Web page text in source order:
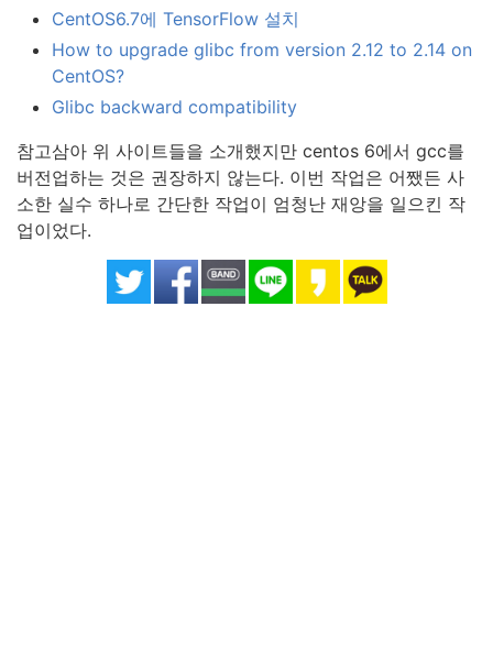
CentOS6.7에 TensorFlow 설치
How to upgrade glibc from version 2.12 to 2.14 on
CentOS?
Glibc backward compatibility
참고삼아 위 사이트들을 소개했지만 centos 6에서 gcc를
버전업하는 것은 권장하지 않는다. 이번 작업은 어쨌든 사
소한 실수 하나로 간단한 작업이 엄청난 재앙을 일으킨 작
업이었다.